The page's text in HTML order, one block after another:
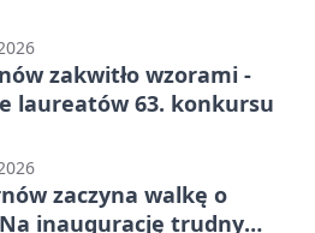
zakwitło wzorami -
laureatów 63. konkursu
zaczyna walkę o
inaugurację trudny